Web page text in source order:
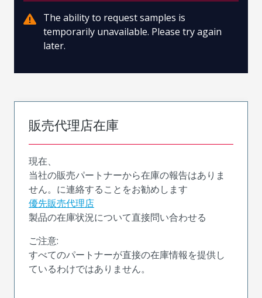
The ability to request samples is
temporarily unavailable. Please try again
later.
販売代理店在庫
現在、
当社の販売パートナーから在庫の報告はありま
せん。に連絡することをお勧めします
優先販売代理店
製品の在庫状況について直接問い合わせる
ご注意:
すべてのパートナーが直接の在庫情報を提供し
ているわけではありません。